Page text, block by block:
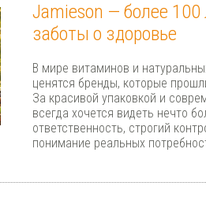
Jamieson — более 100
заботы о здоровье
В мире витаминов и
ценятся бренды, которые
За красивой упаковкой и
всегда хочется видеть нечто
ответственность, строгий
понимание реальных